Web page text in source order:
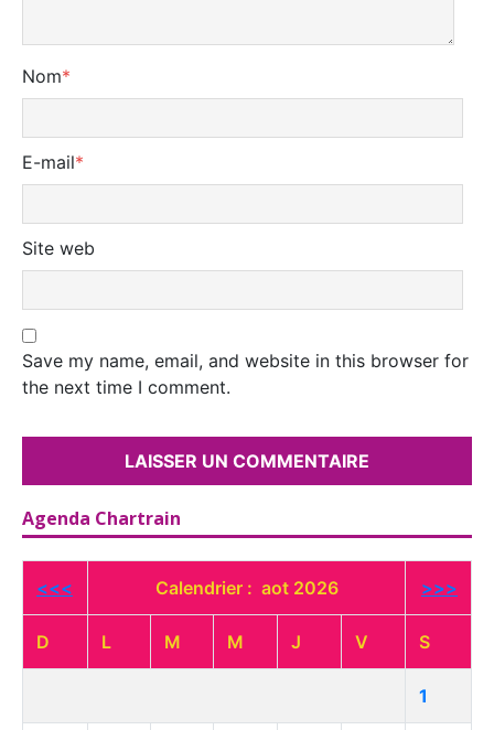
Nom*
E-mail*
Site web
Save my name, email, and website in this browser for
the next time I comment.
Agenda Chartrain
<<< Calendrier : aot 2026 >>>
D L M M J V S
1